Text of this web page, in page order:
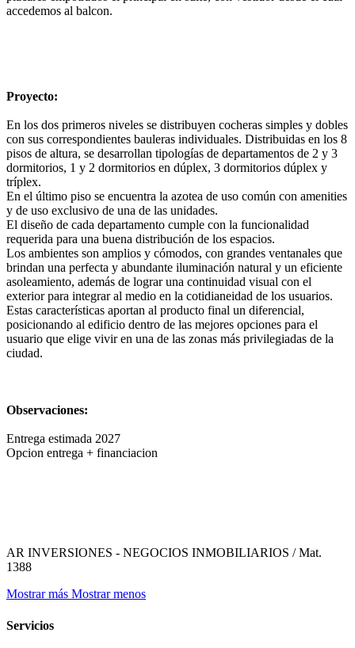
accedemos al balcon.
Proyecto:
En los dos primeros niveles se distribuyen cocheras simples y dobles
con sus correspondientes bauleras individuales. Distribuidas en los 8
pisos de altura, se desarrollan tipologías de departamentos de 2 y 3
dormitorios, 1 y 2 dormitorios en dúplex, 3 dormitorios dúplex y
tríplex.
En el último piso se encuentra la azotea de uso común con amenities
y de uso exclusivo de una de las unidades.
El diseño de cada departamento cumple con la funcionalidad
requerida para una buena distribución de los espacios.
Los ambientes son amplios y cómodos, con grandes ventanales que
brindan una perfecta y abundante iluminación natural y un eficiente
asoleamiento, además de lograr una continuidad visual con el
exterior para integrar al medio en la cotidianeidad de los usuarios.
Estas características aportan al producto final un diferencial,
posicionando al edificio dentro de las mejores opciones para el
usuario que elige vivir en una de las zonas más privilegiadas de la
ciudad.
Observaciones:
Entrega estimada 2027
Opcion entrega + financiacion
AR INVERSIONES - NEGOCIOS INMOBILIARIOS / Mat.
1388
Mostrar más Mostrar menos
Servicios